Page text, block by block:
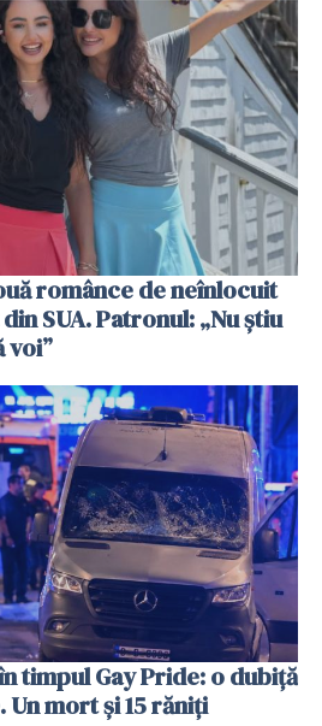
românce de neînlocuit
SUA. Patronul: „Nu știu
voi”
timpul Gay Pride: o dubiță
mort și 15 răniți